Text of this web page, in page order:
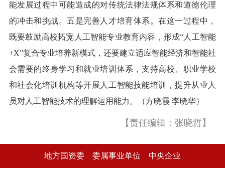
能发展过程中可能造成的对传统法律法规体系和道德伦理
的冲击和挑战。五是完善人才培育体系。在这一过程中，
既要鼓励高校拓宽人工智能专业教育内容，形成“人工智能
+X”复合专业培养新模式，还要建立适应智能经济和智能社
会需要的终身学习和就业培训体系，支持高校、职业学校
和社会化培训机构等开展人工智能技能培训，提升从业人
员对人工智能技术的理解运用能力。（方晓霞 李晓华）
【责任编辑：张晓哲】
地方国资委 委属事业单位 中央企业